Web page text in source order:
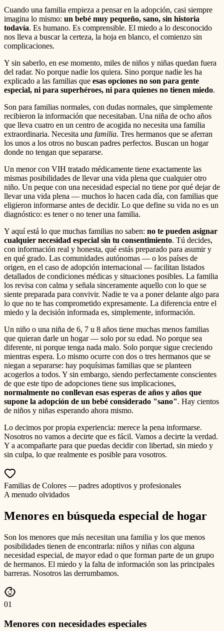
Cuando una familia empieza a pensar en la adopción, casi siempre
imagina lo mismo: un bebé muy pequeño, sano, sin historia
todavía. Es humano. Es comprensible. El miedo a lo desconocido
nos lleva a buscar la certeza, la hoja en blanco, el comienzo sin
complicaciones.
Y sin saberlo, en ese momento, miles de niños y niñas quedan fuera
del radar. No porque nadie los quiera. Sino porque nadie les ha
explicado a las familias que esas opciones no son para gente
especial, ni para superhéroes, ni para quienes no tienen miedo.
Son para familias normales, con dudas normales, que simplemente
recibieron la información que necesitaban. Una niña de ocho años
que lleva cuatro en un centro de acogida no necesita una familia
extraordinaria. Necesita una familia. Tres hermanos que se aferran
los unos a los otros no buscan padres perfectos. Buscan un hogar
donde no tengan que separarse.
Un menor con VIH tratado médicamente tiene exactamente las
mismas posibilidades de llevar una vida plena que cualquier otro
niño. Un peque con una necesidad especial no tiene por qué dejar de
llevar una vida plena — muchos lo hacen cada día, con familias que
eligieron informarse antes de decidir. Lo que define su vida no es un
diagnóstico: es tener o no tener una familia.
Y aquí está lo que muchas familias no saben: no te pueden asignar
cualquier necesidad especial sin tu consentimiento. Tú decides,
con información real y honesta, qué estás preparado para asumir y
en qué grado. Las comunidades autónomas — o los países de
origen, en el caso de adopción internacional — facilitan listados
detallados de condiciones médicas y situaciones posibles. La familia
los revisa con calma y señala sinceramente aquello con lo que se
siente preparada para convivir. Nadie te va a poner delante algo para
lo que no te has comprometido expresamente. La diferencia entre el
miedo y la decisión informada es, simplemente, información.
Un niño o una niña de 6, 7 u 8 años tiene muchas menos familias
que quieran darle un hogar — solo por su edad. No porque sea
diferente, ni porque tenga nada malo. Solo porque sigue creciendo
mientras espera. Lo mismo ocurre con dos o tres hermanos que se
niegan a separarse: hay poquísimas familias que se planteen
acogerlos a todos. Y sin embargo, siendo perfectamente conscientes
de que este tipo de adopciones tiene sus implicaciones,
normalmente no conllevan esas esperas de años y años que
supone la adopción de un bebé considerado "sano". Hay cientos
de niños y niñas esperando ahora mismo.
Lo decimos por propia experiencia: merece la pena informarse.
Nosotros no vamos a decirte que es fácil. Vamos a decirte la verdad.
Y a acompañarte para que puedas decidir con libertad, sin miedo y
sin culpa, lo que realmente es posible para vosotros.
Familias de Colores — padres adoptivos y profesionales
A menudo olvidados
Menores en búsqueda especial de hogar
Son los menores que más necesitan una familia y los que menos
posibilidades tienen de encontrarla: niños y niñas con alguna
necesidad especial, de mayor edad o que forman parte de un grupo
de hermanos. El miedo y la falta de información son las principales
barreras. Nosotros las derrumbamos.
01
Menores con necesidades especiales